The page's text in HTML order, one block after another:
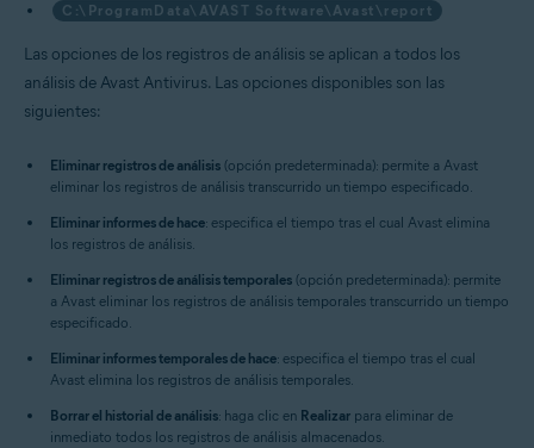
C:\ProgramData\AVAST Software\Avast\report
Las opciones de los registros de análisis se aplican a todos los
análisis de Avast Antivirus. Las opciones disponibles son las
siguientes:
Eliminar registros de análisis (opción predeterminada): permite a Avast
eliminar los registros de análisis transcurrido un tiempo especificado.
Eliminar informes de hace: especifica el tiempo tras el cual Avast elimina
los registros de análisis.
Eliminar registros de análisis temporales (opción predeterminada): permite
a Avast eliminar los registros de análisis temporales transcurrido un tiempo
especificado.
Eliminar informes temporales de hace: especifica el tiempo tras el cual
Avast elimina los registros de análisis temporales.
Borrar el historial de análisis: haga clic en Realizar para eliminar de
inmediato todos los registros de análisis almacenados.